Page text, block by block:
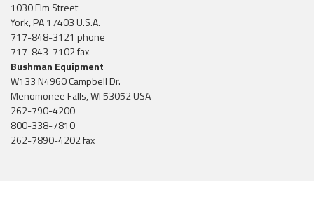
1030 Elm Street
York, PA 17403 U.S.A.
717-848-3121 phone
717-843-7102 fax
Bushman Equipment
W133 N4960 Campbell Dr.
Menomonee Falls, WI 53052 USA
262-790-4200
800-338-7810
262-7890-4202 fax